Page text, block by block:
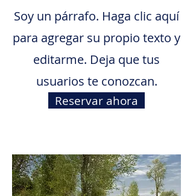
Soy un párrafo. Haga clic aquí
para agregar su propio texto y
editarme. Deja que tus
usuarios te conozcan.
Reservar ahora